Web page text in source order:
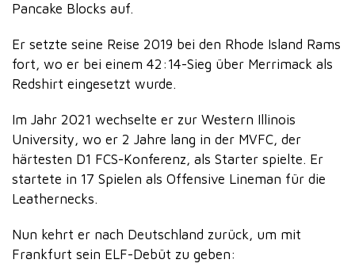
Pancake Blocks auf.
Er setzte seine Reise 2019 bei den Rhode Island Rams
fort, wo er bei einem 42:14-Sieg über Merrimack als
Redshirt eingesetzt wurde.
Im Jahr 2021 wechselte er zur Western Illinois
University, wo er 2 Jahre lang in der MVFC, der
härtesten D1 FCS-Konferenz, als Starter spielte. Er
startete in 17 Spielen als Offensive Lineman für die
Leathernecks.
Nun kehrt er nach Deutschland zurück, um mit
Frankfurt sein ELF-Debüt zu geben: